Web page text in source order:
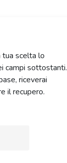
tua scelta lo
campi sottostanti.
riceverai
il recupero.